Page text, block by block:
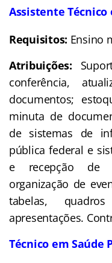
Assistente Técnico
Requisitos: Ensino
Atribuições:
conferência,
documentos;
minuta de
de sistemas de
pública federal e
e recepção de
organização de
tabelas,
apresentações.
Técnico em Saúde